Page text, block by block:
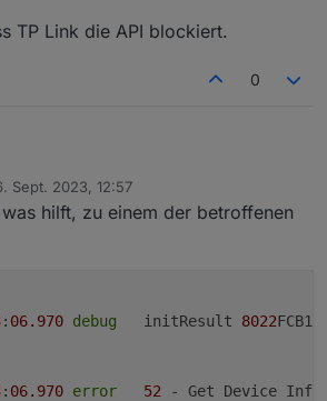
TP Link die API blockiert.
0
ein automatisches Firmware Update
haben, können jetzt nicht mehr
Sept. 2023, 12:57
von
hilft, zu einem der betroffenen
: 06.970 debug
	initResult
8022
: 06.970 error 52 - Get Device